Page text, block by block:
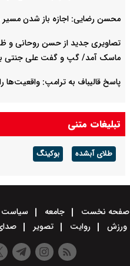
محسن رضایی: اجازه باز شدن مسیر
تصاویری جدید از حسن روحانی و
ماسک آمد/ گپ و گفت علی جنتی
پاسخ قالیباف به ترامپ: واقعیت‌ها
تبلیغات متنی
طلای آبشده بوکینگ
صفحه نخست جامعه سیاست
ورزش
روایت تصویر